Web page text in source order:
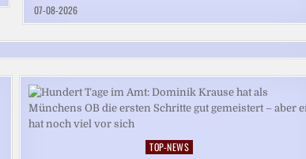
07-08-2026
Posted
TOP-NEWS